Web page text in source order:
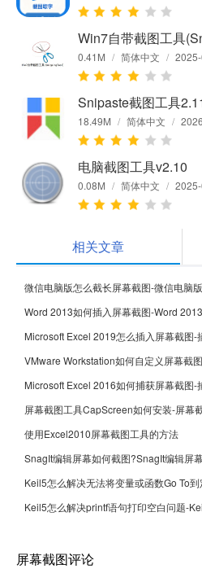
Win7自带截图工具
0.41M / 简体中文 /
Snipaste截图工具
18.49M / 简体中文 /
电脑截图工具v2.10
0.08M / 简体中文 /
相关文章
微信电脑版怎么截长屏幕截图-微信电脑
Word 2013如何插入屏幕截图-Word
Microsoft Excel 2019怎么插入屏幕截图-
Microsoft Excel 2016如何捕获屏幕截图-
屏幕截图工具CapScreen如何安装-屏幕
使用Excel2010屏幕截图工具的方法
SnagIt编辑屏幕如何截图?SnagIt编辑屏
屏幕截图评论